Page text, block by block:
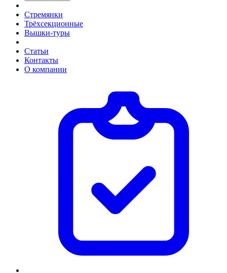
Стремянки
Трёхсекционные
Вышки-туры
Статьи
Контакты
О компании